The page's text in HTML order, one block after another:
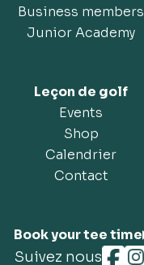
Business members
Junior Academy
Leçon de golf
Events
Shop
Calendrier
Contact
Book your tee time
Suivez nous